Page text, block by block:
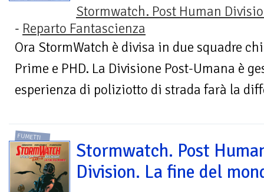
Stormwatch. Post Human
- Reparto Fantascienza
Ora StormWatch è divisa in due squadre
Prime e PHD. La Divisione Post-Umana è
esperienza di poliziotto di strada farà la
FUMETTI
Stormwatch. Post
Division. La fine del